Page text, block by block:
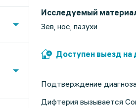
Исследуемый
Зев, нос, пазухи
Доступен выезд на
Подтверждение
Дифтерия вызывается